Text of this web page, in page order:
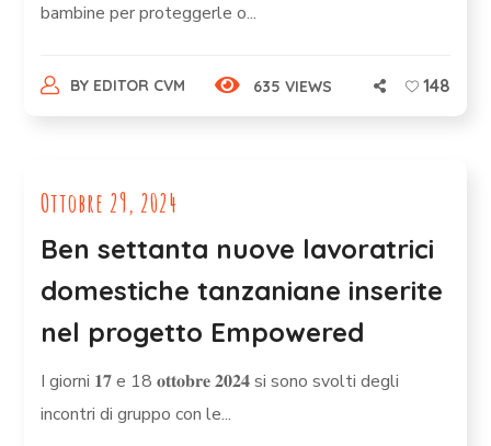
bambine per proteggerle o...
BY EDITOR CVM 635 VIEWS 148
Ottobre 29, 2024
Ben settanta nuove lavoratrici
domestiche tanzaniane inserite
nel progetto Empowered
I giorni 𝟏𝟕 e 18 𝐨𝐭𝐭𝐨𝐛𝐫𝐞 𝟐𝟎𝟐𝟒 si sono svolti degli
incontri di gruppo con le...